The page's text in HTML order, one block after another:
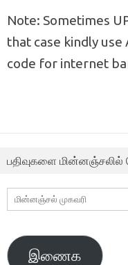
Note: Sometimes
that case kindly use
code for internet
பதிவுகளை மின்னஞ்சலில்
மின்னஞ்சல்
முகவரி
இணைக